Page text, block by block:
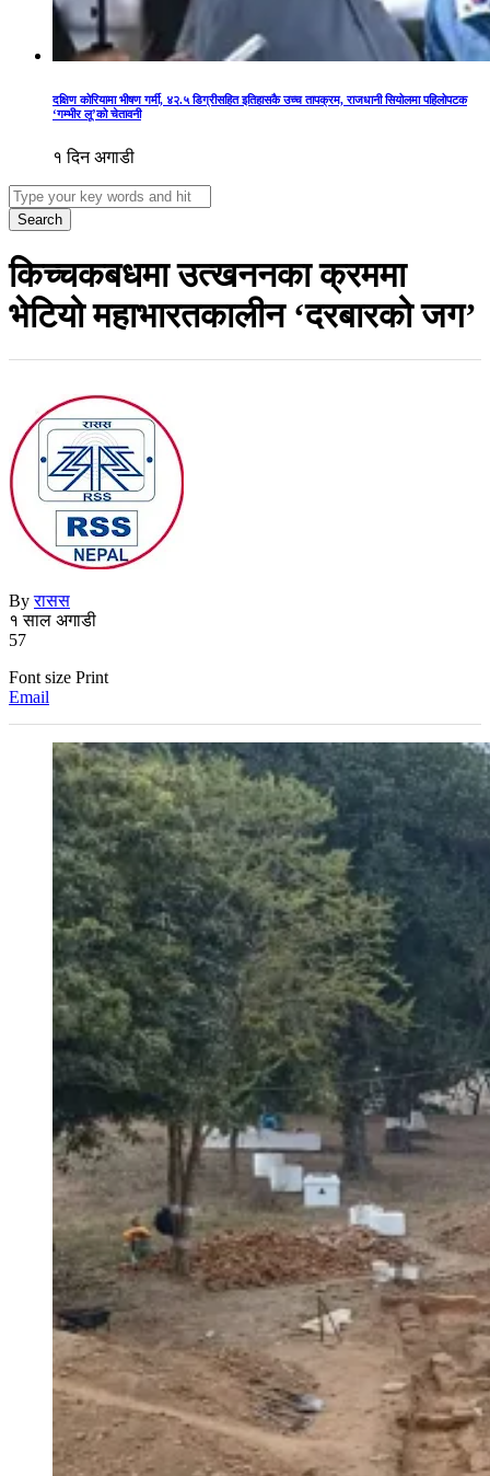
दक्षिण कोरियामा भीषण गर्मी, ४२.५ डिग्रीसहित इतिहासकै उच्च तापक्रम, राजधानी सियोलमा पहिलोपटक
‘गम्भीर लू’को चेतावनी
१ दिन अगाडी
Search
किच्चकबधमा उत्खननका क्रममा
भेटियो महाभारतकालीन ‘दरबारको जग’
Byरासस
१ साल अगाडी
57
Font size Print
Email